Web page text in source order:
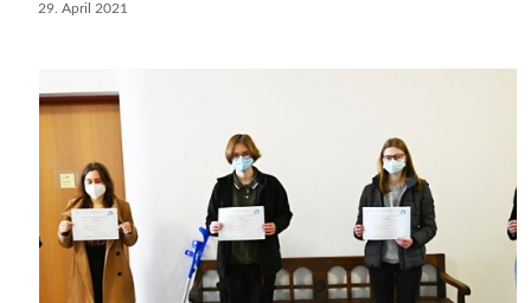
29. April 2021